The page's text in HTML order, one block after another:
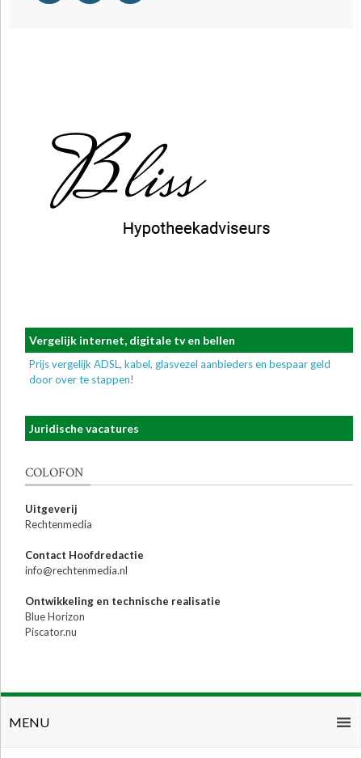
Vergelijk internet, digitale tv en bellen
Prijs vergelijk ADSL, kabel, glasvezel aanbieders en bespaar geld
door over te stappen!
Juridische vacatures
COLOFON
Uitgeverij
Rechtenmedia
Contact Hoofdredactie
info@rechtenmedia.nl
Ontwikkeling en technische realisatie
Blue Horizon
Piscator.nu
MENU